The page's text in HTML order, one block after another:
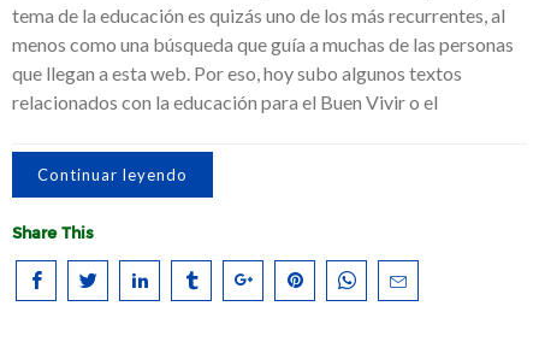
tema de la educación es quizás uno de los más recurrentes, al
menos como una búsqueda que guía a muchas de las personas
que llegan a esta web. Por eso, hoy subo algunos textos
relacionados con la educación para el Buen Vivir o el
Continuar leyendo
Share This